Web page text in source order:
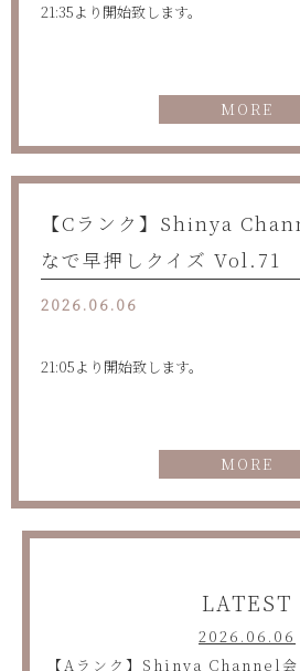
21:35より開始致します。
MORE
【Cランク】Shinya
なで早押しクイズ Vol.71
2026.06.06
21:05より開始致します。
MORE
LATEST
2026.06.06
【Aランク】Shinya Channel会